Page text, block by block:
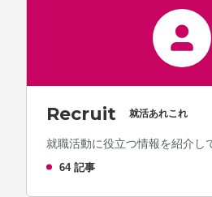
Recruit 就活あれこれ
就職活動に役立つ情報を紹介し
64 記事